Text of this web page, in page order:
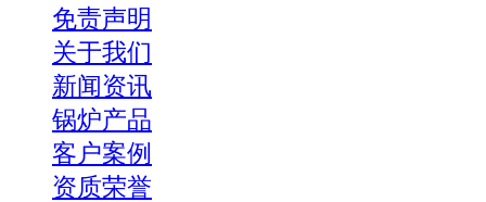
免责声明
关于我们
新闻资讯
锅炉产品
客户案例
资质荣誉